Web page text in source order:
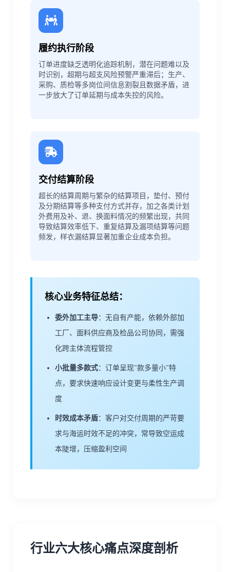
履约执行阶段
订单进度缺乏透明化追踪机制，潜在问题难以及
时识别，超期与超支风险预警严重滞后；生产、
采购、质检等多岗位间信息割裂且数据矛盾，进
一步放大了订单延期与成本失控的风险。
交付结算阶段
超长的结算周期与繁杂的结算项目，垫付、预付
及分期结算等多种支付方式并存，加之各类计划
外费用及补、退、换面料情况的频繁出现，共同
导致结算效率低下、重复结算及漏项结算等问题
频发，样衣漏结算显著加重企业成本负担。
核心业务特征总结：
委外加工主导：无自有产能，依赖外部加
工厂、面料供应商及检品公司协同，需强
化跨主体流程管控
小批量多款式：订单呈现"款多量小"特
点，要求快速响应设计变更与柔性生产调
度
时效成本矛盾：客户对交付周期的严苛要
求与海运时效不足的冲突，常导致空运成
本陡增，压缩盈利空间
行业六大核心痛点深度剖析